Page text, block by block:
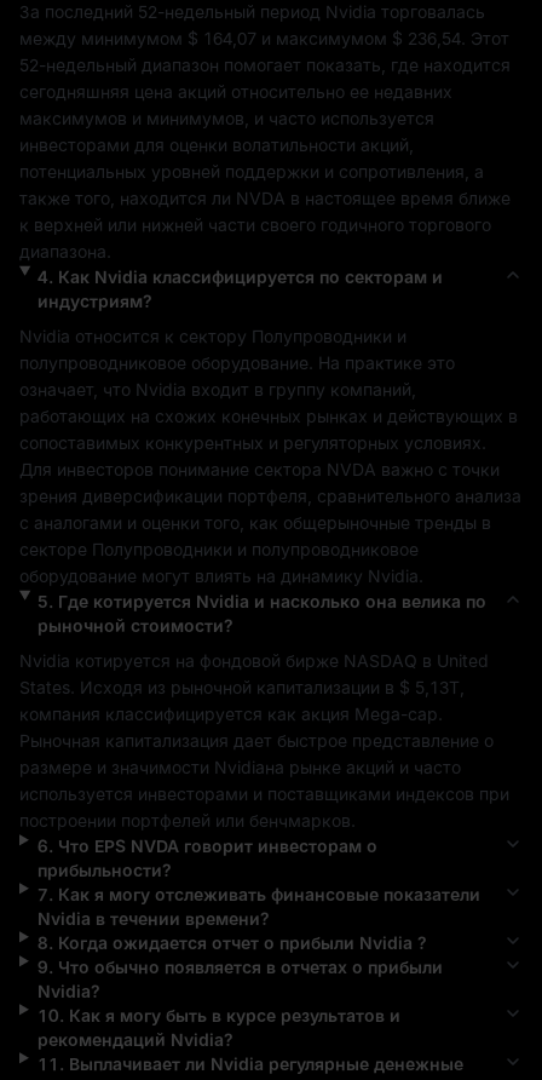
За последний 52-недельный период Nvidia торговалась
между минимумом $ 164,07 и максимумом $ 236,54 . Этот
52-недельный диапазон помогает показать, где находится
сегодняшняя цена акций относительно ее недавних
максимумов и минимумов, и часто используется
инвесторами для оценки волатильности акций,
потенциальных уровней поддержки и сопротивления, а
также того, находится ли NVDA в настоящее время ближе
к верхней или нижней части своего годичного торгового
диапазона.
4. Как Nvidia классифицируется по секторам и
индустриям?
Nvidia относится к сектору Полупроводники и
полупроводниковое оборудование . На практике это
означает, что Nvidia входит в группу компаний,
работающих на схожих конечных рынках и действующих в
сопоставимых конкурентных и регуляторных условиях.
Для инвесторов понимание сектора NVDA важно с точки
зрения диверсификации портфеля, сравнительного анализа
с аналогами и оценки того, как общерыночные тренды в
секторе Полупроводники и полупроводниковое
оборудование могут влиять на динамику Nvidia
5. Где котируется Nvidia и насколько она велика по
рыночной стоимости?
Nvidia котируется на фондовой бирже NASDAQ в United
States . Исходя из рыночной капитализации в $ 5,13T
компания классифицируется как акция Mega-cap
Рыночная капитализация дает быстрое представление о
размере и значимости Nvidiaна рынке акций и часто
используется инвесторами и поставщиками индексов при
построении портфелей или бенчмарков.
6. Что EPS NVDA говорит инвесторам о
прибыльности?
7. Как я могу отслеживать финансовые показатели
Nvidia в течении времени?
8. Когда ожидается отчет о прибыли Nvidia ?
9. Что обычно появляется в отчетах о прибыли
Nvidia?
10. Как я могу быть в курсе результатов и
рекомендаций Nvidia?
11 . Выплачивает ли Nvidia регулярные денежные